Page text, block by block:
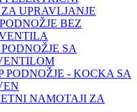
UPRAVLJANJE
BEZ
SA
PODNOŽJE - KOCKA SA
NAMOTAJI ZA